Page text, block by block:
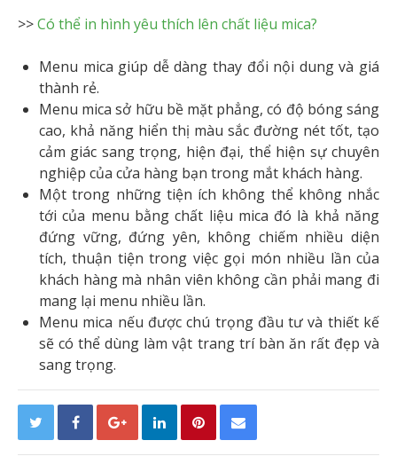
>>Có thể in hình yêu thích lên chất liệu mica?
Menu mica giúp dễ dàng thay đổi nội dung và giá
thành rẻ.
Menu mica sở hữu bề mặt phẳng, có độ bóng sáng
cao, khả năng hiển thị màu sắc đường nét tốt, tạo
cảm giác sang trọng, hiện đại, thể hiện sự chuyên
nghiệp của cửa hàng bạn trong mắt khách hàng.
Một trong những tiện ích không thể không nhắc
tới của menu bằng chất liệu mica đó là khả năng
đứng vững, đứng yên, không chiếm nhiều diện
tích, thuận tiện trong việc gọi món nhiều lần của
khách hàng mà nhân viên không cần phải mang đi
mang lại menu nhiều lần.
Menu mica nếu được chú trọng đầu tư và thiết kế
sẽ có thể dùng làm vật trang trí bàn ăn rất đẹp và
sang trọng.